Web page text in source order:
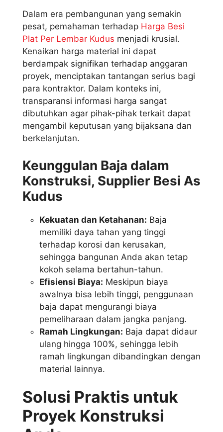
Dalam era pembangunan yang semakin
pesat, pemahaman terhadap Harga Besi
Plat Per Lembar Kudus menjadi krusial.
Kenaikan harga material ini dapat
berdampak signifikan terhadap anggaran
proyek, menciptakan tantangan serius bagi
para kontraktor. Dalam konteks ini,
transparansi informasi harga sangat
dibutuhkan agar pihak-pihak terkait dapat
mengambil keputusan yang bijaksana dan
berkelanjutan.
Keunggulan Baja dalam
Konstruksi, Supplier Besi As
Kudus
Kekuatan dan Ketahanan: Baja
memiliki daya tahan yang tinggi
terhadap korosi dan kerusakan,
sehingga bangunan Anda akan tetap
kokoh selama bertahun-tahun.
Efisiensi Biaya: Meskipun biaya
awalnya bisa lebih tinggi, penggunaan
baja dapat mengurangi biaya
pemeliharaan dalam jangka panjang.
Ramah Lingkungan: Baja dapat didaur
ulang hingga 100%, sehingga lebih
ramah lingkungan dibandingkan dengan
material lainnya.
Solusi Praktis untuk
Proyek Konstruksi